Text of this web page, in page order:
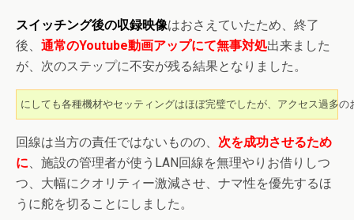
スイッチング後の収録映像はおさえていたため、終了
後、 通常のYoutube動画アップにて無事対処出来ました
が、次のステップに不安が残る結果となりました。
にしても各種機材やセッティングはほぼ完璧でしたが、アクセス過多
回線は当方の責任ではないものの、 次を成功させるため
に、施設の管理者が使うLAN回線を無理やりお借りしつ
つ、大幅にクオリティー激減させ、ナマ性を優先するほ
うに舵を切ることにしました。